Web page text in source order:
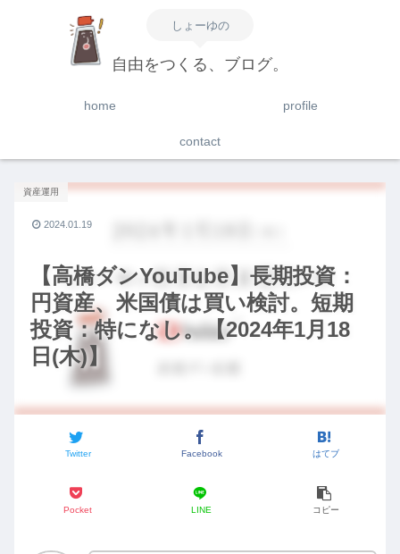
しょーゆの
自由をつくる、ブログ。
home profile
contact
【高橋ダンYouTube】長期投資：
円資産、米国債は買い検討。短期
投資：特になし。【2024年1月18
日(木)】
資産運用
Twitter Facebook はてブ
Pocket LINE コピー
2024.01.19